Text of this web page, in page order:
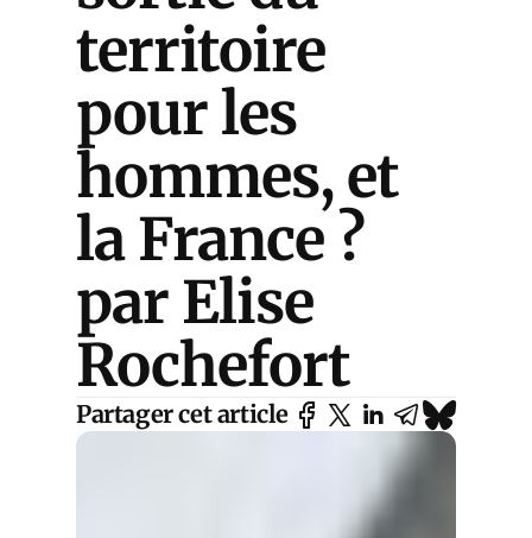
territoire
pour les
hommes, et
la France ?
par Elise
Rochefort
Partager cet article